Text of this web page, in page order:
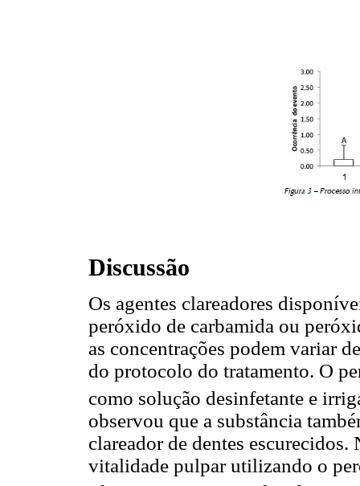
Discussão
Os agentes clareadores
peróxido de carbamida ou
as concentrações podem variar
do protocolo do tratamento. O
como solução desinfetante e
observou que a substância
clareador de dentes
vitalidade pulpar utilizando o